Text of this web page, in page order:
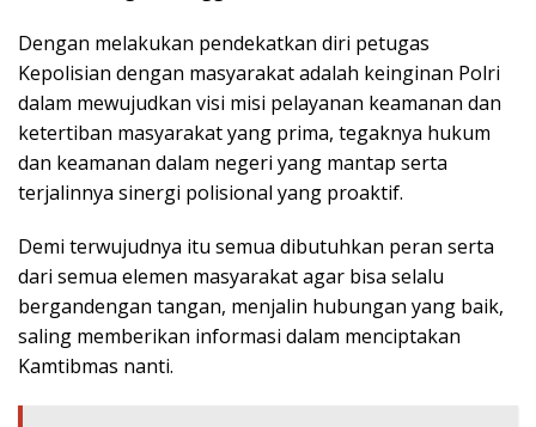
Dengan melakukan pendekatkan diri petugas
Kepolisian dengan masyarakat adalah keinginan Polri
dalam mewujudkan visi misi pelayanan keamanan dan
ketertiban masyarakat yang prima, tegaknya hukum
dan keamanan dalam negeri yang mantap serta
terjalinnya sinergi polisional yang proaktif.
Demi terwujudnya itu semua dibutuhkan peran serta
dari semua elemen masyarakat agar bisa selalu
bergandengan tangan, menjalin hubungan yang baik,
saling memberikan informasi dalam menciptakan
Kamtibmas nanti.